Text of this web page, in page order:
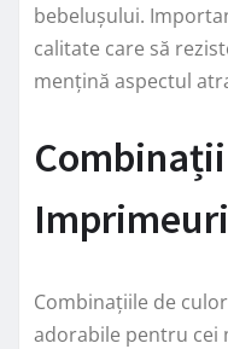
bebelușului.
calitate care să
mențină aspectul
Imprimeuri
Combinațiile de
adorabile pentru cei